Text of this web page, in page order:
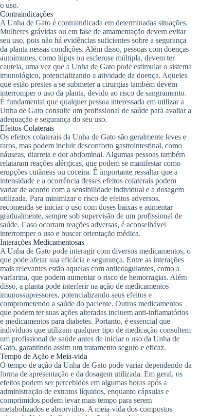
o uso.
Contraindicações
A Unha de Gato é contraindicada em determinadas situações.
Mulheres grávidas ou em fase de amamentação devem evitar
seu uso, pois não há evidências suficientes sobre a segurança
da planta nessas condições. Além disso, pessoas com doenças
autoimunes, como lúpus ou esclerose múltipla, devem ter
cautela, uma vez que a Unha de Gato pode estimular o sistema
imunológico, potencializando a atividade da doença. Aqueles
que estão prestes a se submeter a cirurgias também devem
interromper o uso da planta, devido ao risco de sangramento.
É fundamental que qualquer pessoa interessada em utilizar a
Unha de Gato consulte um profissional de saúde para avaliar a
adequação e segurança do seu uso.
Efeitos Colaterais
Os efeitos colaterais da Unha de Gato são geralmente leves e
raros, mas podem incluir desconforto gastrointestinal, como
náuseas, diarreia e dor abdominal. Algumas pessoas também
relataram reações alérgicas, que podem se manifestar como
erupções cutâneas ou coceira. É importante ressaltar que a
intensidade e a ocorrência desses efeitos colaterais podem
variar de acordo com a sensibilidade individual e a dosagem
utilizada. Para minimizar o risco de efeitos adversos,
recomenda-se iniciar o uso com doses baixas e aumentar
gradualmente, sempre sob supervisão de um profissional de
saúde. Caso ocorram reações adversas, é aconselhável
interromper o uso e buscar orientação médica.
Interações Medicamentosas
A Unha de Gato pode interagir com diversos medicamentos, o
que pode afetar sua eficácia e segurança. Entre as interações
mais relevantes estão aquelas com anticoagulantes, como a
varfarina, que podem aumentar o risco de hemorragias. Além
disso, a planta pode interferir na ação de medicamentos
imunossupressores, potencializando seus efeitos e
comprometendo a saúde do paciente. Outros medicamentos
que podem ter suas ações alteradas incluem anti-inflamatórios
e medicamentos para diabetes. Portanto, é essencial que
indivíduos que utilizam qualquer tipo de medicação consultem
um profissional de saúde antes de iniciar o uso da Unha de
Gato, garantindo assim um tratamento seguro e eficaz.
Tempo de Ação e Meia-vida
O tempo de ação da Unha de Gato pode variar dependendo da
forma de apresentação e da dosagem utilizada. Em geral, os
efeitos podem ser percebidos em algumas horas após a
administração de extratos líquidos, enquanto cápsulas e
comprimidos podem levar mais tempo para serem
metabolizados e absorvidos. A meia-vida dos compostos